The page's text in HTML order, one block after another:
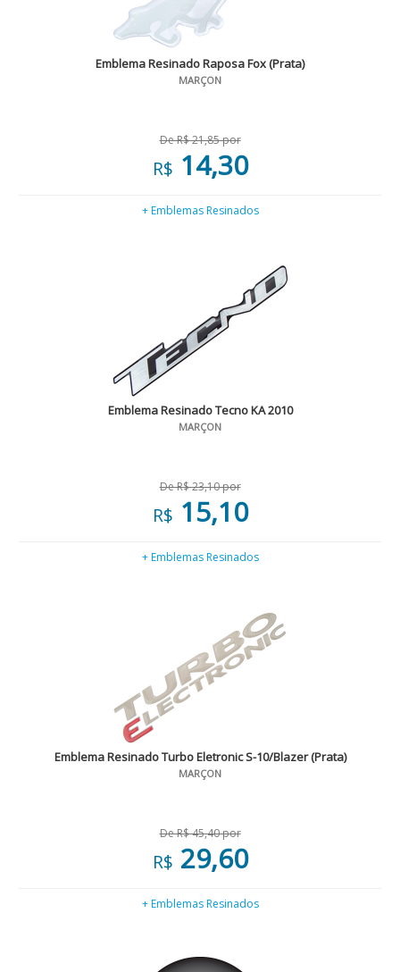
Emblema Resinado Raposa Fox (Prata)
MARÇON
De R$ 21,85 por
R$ 14,30
+ Emblemas Resinados
Emblema Resinado Tecno KA 2010
MARÇON
De R$ 23,10 por
R$ 15,10
+ Emblemas Resinados
Emblema Resinado Turbo Eletronic S-10/Blazer (Prata)
MARÇON
De R$ 45,40 por
R$ 29,60
+ Emblemas Resinados